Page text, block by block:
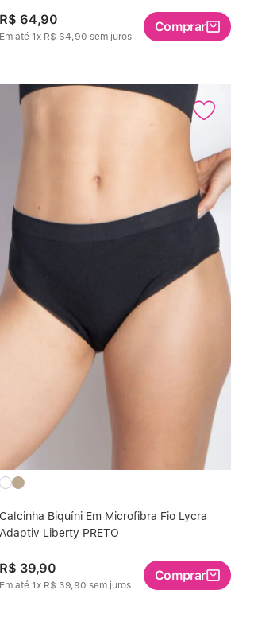
R$ 64,90
Em até 1x R$ 64,90 sem juros
Comprar
Calcinha Biquíni Em Microfibra Fio Lycra
Adaptiv Liberty PRETO
R$ 39,90
Em até 1x R$ 39,90 sem juros
Comprar